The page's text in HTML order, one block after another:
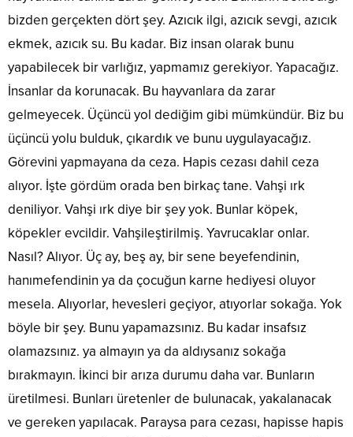
bizden gerçekten dört şey. Azıcık ilgi, azıcık sevgi, azıcık
ekmek, azıcık su. Bu kadar. Biz insan olarak bunu
yapabilecek bir varlığız, yapmamız gerekiyor. Yapacağız.
İnsanlar da korunacak. Bu hayvanlara da zarar
gelmeyecek. Üçüncü yol dediğim gibi mümkündür. Biz bu
üçüncü yolu bulduk, çıkardık ve bunu uygulayacağız.
Görevini yapmayana da ceza. Hapis cezası dahil ceza
alıyor. İşte gördüm orada ben birkaç tane. Vahşi ırk
deniliyor. Vahşi ırk diye bir şey yok. Bunlar köpek,
köpekler evcildir. Vahşileştirilmiş. Yavrucaklar onlar.
Nasıl? Alıyor. Üç ay, beş ay, bir sene beyefendinin,
hanımefendinin ya da çocuğun karne hediyesi oluyor
mesela. Alıyorlar, hevesleri geçiyor, atıyorlar sokağa. Yok
böyle bir şey. Bunu yapamazsınız. Bu kadar insafsız
olamazsınız. ya almayın ya da aldıysanız sokağa
bırakmayın. İkinci bir arıza durumu daha var. Bunların
üretilmesi. Bunları üretenler de bulunacak, yakalanacak
ve gereken yapılacak. Paraysa para cezası, hapisse hapis